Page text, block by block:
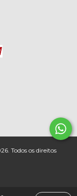
Todos os direitos